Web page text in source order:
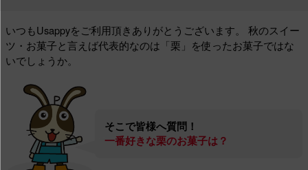
いつもUsappyをご利用頂きありがとうございます。
秋のスイー
ツ・お菓子と言えば代表的なのは「栗」を使ったお菓子ではな
いでしょうか。
そこで皆様へ質問！
一番好きな栗のお菓子は？